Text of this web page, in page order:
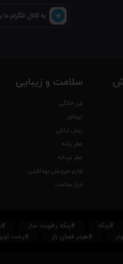
به کانال تلگرام ما
سلامت و زیبایی
لیزر خانگی
اپیلاتور
ریش تراش
عطر زنانه
عطر مردانه
لوازم سرویش بهداشتی
ابزار سلامت
#پنکه #پنکه رطوبت ساز
#هیتر فضای باز #رخت